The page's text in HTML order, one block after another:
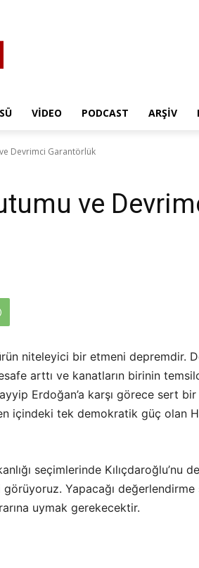
VIDEO PODCAST ARŞIV
Devrimci Garantörlük
ve
niteleyici bir etmeni depremdir.
arttı ve kanatların birinin
Erdoğan’a karşı görece sert bir
içindeki tek demokratik güç olan
seçimlerinde Kılıçdaroğlu’nu
görüyoruz. Yapacağı
uymak gerekecektir.